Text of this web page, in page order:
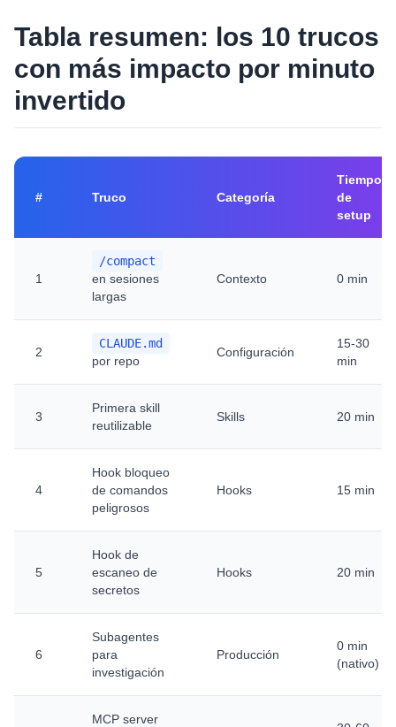
Tabla resumen: los 10 trucos
con más impacto por minuto
invertido
# Truco Categoría
Tiempo
de
setup
1
/compact
en sesiones
largas
Contexto 0 min
2
CLAUDE.md
por repo
Configuración
15-30
min
3
Primera skill
reutilizable
Skills 20 min
4
Hook bloqueo
de comandos
peligrosos
Hooks 15 min
5
Hook de
escaneo de
secretos
Hooks 20 min
6
Subagentes
para
investigación
Producción
0 min
(nativo)
MCP server